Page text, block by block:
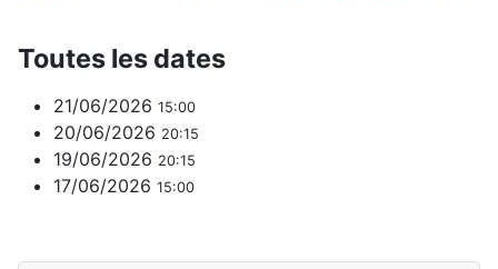
Toutes les dates
21/06/2026 15:00
20/06/2026 20:15
19/06/2026 20:15
17/06/2026 15:00